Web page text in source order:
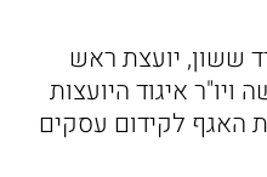
ששון, יועצת ראש
איגוד היועצות
האגף לקידום עסקים